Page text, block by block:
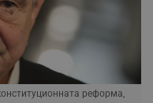
реформа,